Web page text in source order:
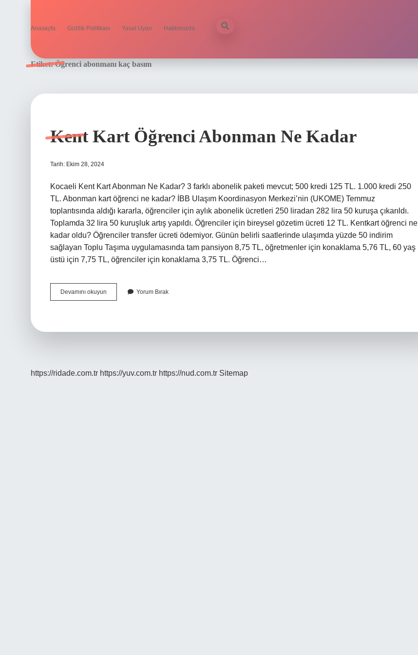
Anasayfa Gizlilik Politikası Yasal Uyarı Hakkımızda
Etiket:Öğrenci abonmanı kaç basım
Kent Kart Öğrenci Abonman Ne Kadar
Tarih: Ekim 28, 2024
Kocaeli Kent Kart Abonman Ne Kadar? 3 farklı abonelik paketi mevcut; 500 kredi 125 TL. 1.000 kredi 250
TL. Abonman kart öğrenci ne kadar? İBB Ulaşım Koordinasyon Merkezi’nin (UKOME) Temmuz
toplantısında aldığı kararla, öğrenciler için aylık abonelik ücretleri 250 liradan 282 lira 50 kuruşa çıkarıldı.
Toplamda 32 lira 50 kuruşluk artış yapıldı. Öğrenciler için bireysel gözetim ücreti 12 TL. Kentkart öğrenci ne
kadar oldu? Öğrenciler transfer ücreti ödemiyor. Günün belirli saatlerinde ulaşımda yüzde 50 indirim
sağlayan Toplu Taşıma uygulamasında tam pansiyon 8,75 TL, öğretmenler için konaklama 5,76 TL, 60 yaş
üstü için 7,75 TL, öğrenciler için konaklama 3,75 TL. Öğrenci…
Devamını okuyun
Kart
Yorum Bırak
https://ridade.com.tr https://yuv.com.tr https://nud.com.tr Sitemap